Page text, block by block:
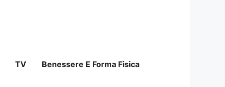
TV Benessere E Forma Fisica